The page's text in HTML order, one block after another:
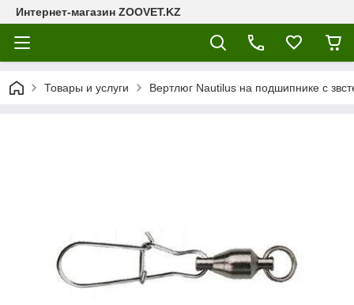
Интернет-магазин ZOOVET.KZ
Товары и услуги Вертлюг Nautilus на подшипнике с